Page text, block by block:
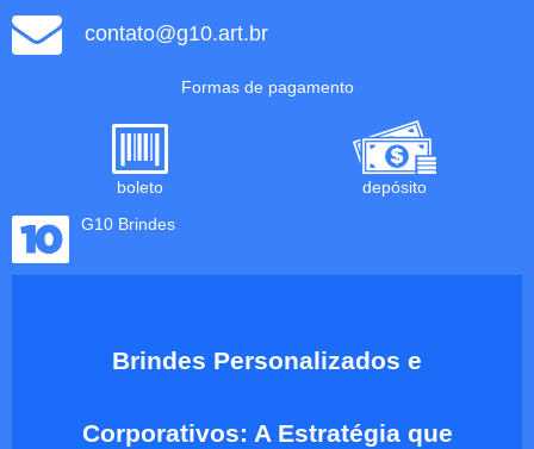
contato@g10.art.br
Formas de pagamento
boleto
depósito
G10 Brindes
Brindes Personalizados e
Corporativos: A Estratégia que